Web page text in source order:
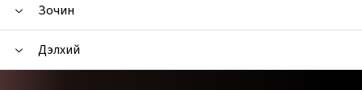
Зочин
Дэлхий